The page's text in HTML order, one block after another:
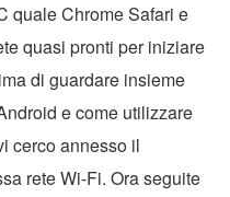
quale Chrome Safari e
quasi pronti per iniziare
di guardare insieme
e come utilizzare
cerco annesso il
rete Wi-Fi. Ora seguite